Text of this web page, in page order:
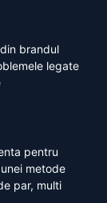
brandul
legate
pentru
metode
par, multi